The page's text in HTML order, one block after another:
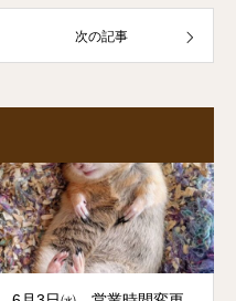
次の記事